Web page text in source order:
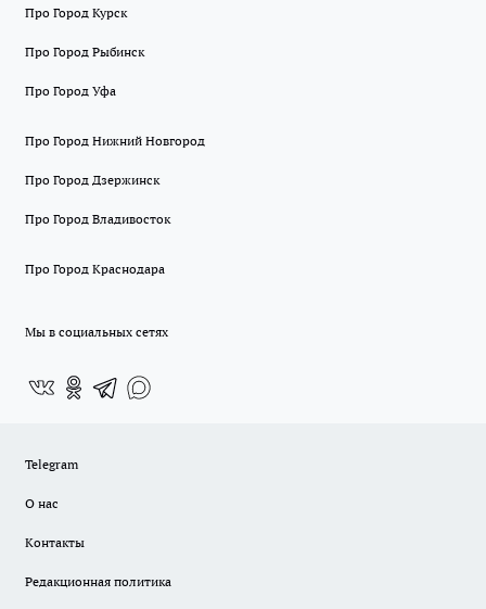
Про Город Курск
Про Город Рыбинск
Про Город Уфа
Про Город Нижний Новгород
Про Город Дзержинск
Про Город Владивосток
Про Город Краснодара
Мы в социальных сетях
Telegram
О нас
Контакты
Редакционная политика